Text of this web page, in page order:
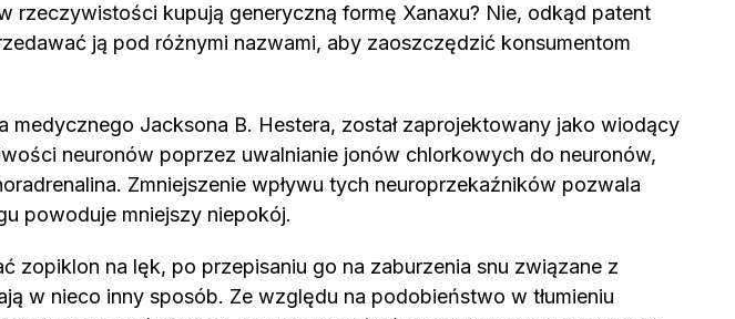
rzeczywistości kupują generyczną formę Xanaxu? Nie, odkąd patent
ją pod różnymi nazwami, aby zaoszczędzić konsumentom
Jacksona B. Hestera, został zaprojektowany jako wiodący
neuronów poprzez uwalnianie jonów chlorkowych do neuronów,
Zmniejszenie wpływu tych neuroprzekaźników pozwala
powoduje mniejszy niepokój.
zopiklon na lęk, po przepisaniu go na zaburzenia snu związane z
w nieco inny sposób. Ze względu na podobieństwo w tłumieniu